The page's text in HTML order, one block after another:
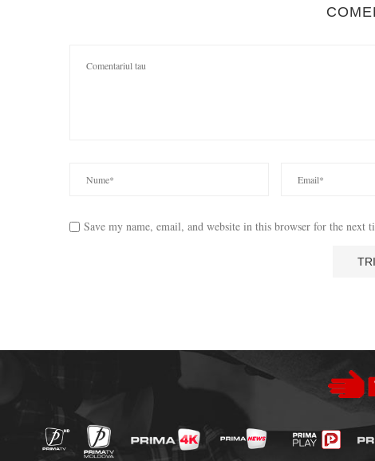
Save my name, email, and website in this browser for the next